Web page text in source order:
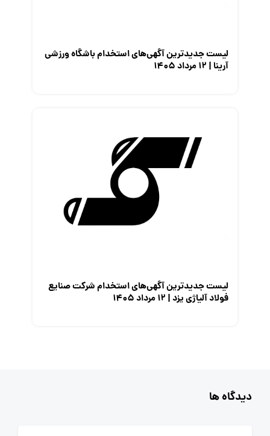
لیست جدیدترین آگهی‌های استخدام باشگاه ورزشی
آرینا | ۱۲ مرداد ۱۴۰۵
لیست جدیدترین آگهی‌های استخدام شرکت صنایع
فولاد آلیاژی یزد | ۱۲ مرداد ۱۴۰۵
دیدگاه ها